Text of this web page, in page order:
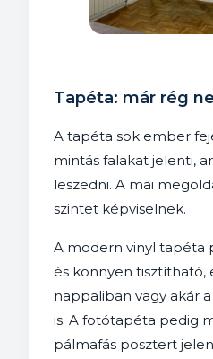
Tapéta: már rég
A tapéta sok ember
mintás falakat jelenti,
leszedni. A mai
szintet képviselnek.
A modern vinyl tapéta
és könnyen tisztítható,
nappaliban vagy akár
is. A fotótapéta pedig
pálmafás posztert